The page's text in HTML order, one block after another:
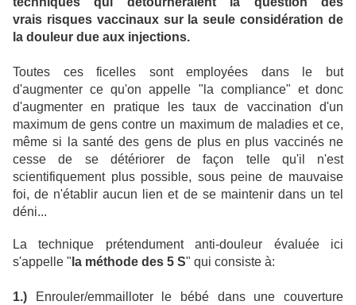
vrais risques vaccinaux sur la seule considération de
la douleur due aux injections.
Toutes ces ficelles sont employées dans le but
d'augmenter ce qu'on appelle "la compliance" et donc
d'augmenter en pratique les taux de vaccination d'un
maximum de gens contre un maximum de maladies et ce,
même si la santé des gens de plus en plus vaccinés ne
cesse de se détériorer de façon telle qu'il n'est
scientifiquement plus possible, sous peine de mauvaise
foi, de n'établir aucun lien et de se maintenir dans un tel
déni...
La technique prétendument anti-douleur évaluée ici
s'appelle " la méthode des 5 S" qui consiste à:
1.) Enrouler/emmailloter le bébé dans une couverture